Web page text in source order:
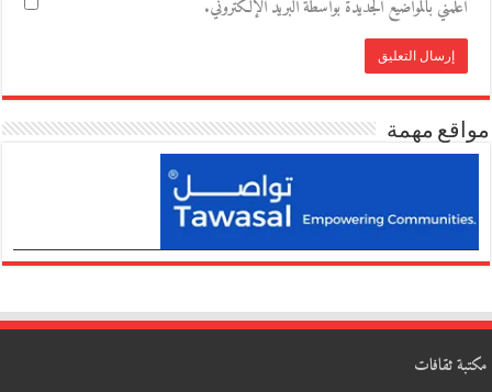
أعلمني بالمواضيع الجديدة بواسطة البريد الإلكتروني.
مواقع مهمة
مكتبة ثقافات